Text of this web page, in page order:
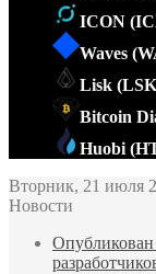
ICON
Waves
Lisk
Bitcoin
Huobi
Вторник, 21 июля
Новости
Опубликован